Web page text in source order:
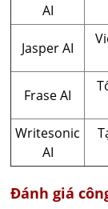
AI
Jasper AI
Frase AI
Writesonic
AI
Đánh giá